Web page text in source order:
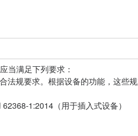
当满足下列要求：
规要求。根据设备的功能，这些
1:2014（用于插入式设备）